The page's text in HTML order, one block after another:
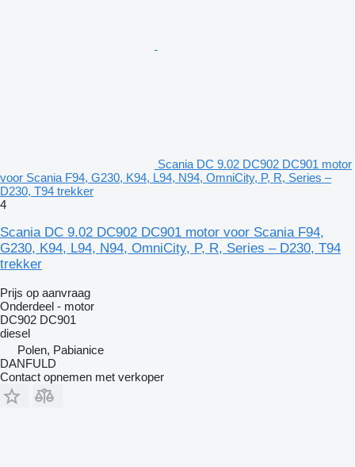
Scania DC 9.02 DC902 DC901 motor
voor Scania F94, G230, K94, L94, N94, OmniCity, P, R, Series –
D230, T94 trekker
4
Scania DC 9.02 DC902 DC901 motor voor Scania F94,
G230, K94, L94, N94, OmniCity, P, R, Series – D230, T94
trekker
Prijs op aanvraag
Onderdeel - motor
DC902 DC901
diesel
Polen, Pabianice
DANFULD
Contact opnemen met verkoper